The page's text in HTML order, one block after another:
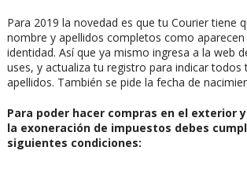
Para 2019 la novedad es que tu Courier tiene
nombre y apellidos completos como aparecen
identidad. Así que ya mismo ingresa a la web
uses, y actualiza tu registro para indicar todos
apellidos. También se pide la fecha de
Para poder hacer compras en el exterior
la exoneración de impuestos debes
siguientes condiciones: